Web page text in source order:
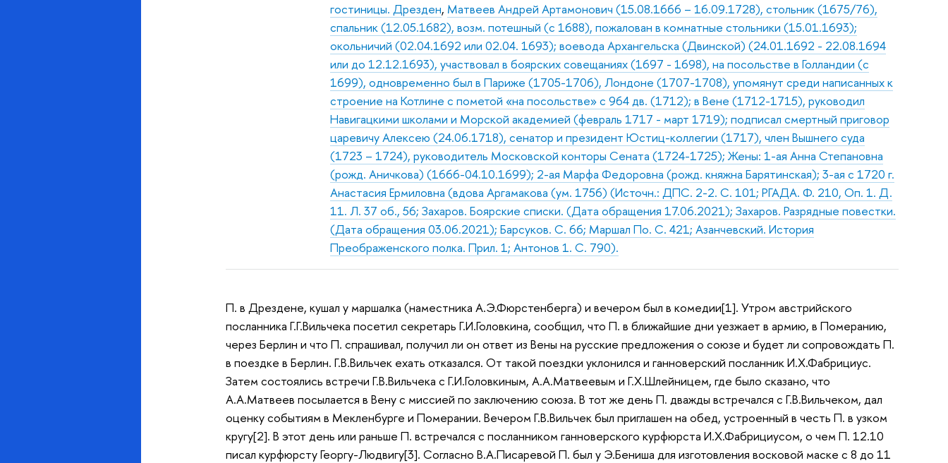
гостиницы. Дрезден, Матвеев Андрей Артамонович (15.08.1666 – 16.09.1728), стольник (1675/76),
спальник (12.05.1682), возм. потешный (с 1688), пожалован в комнатные стольники (15.01.1693);
окольничий (02.04.1692 или 02.04. 1693); воевода Архангельска (Двинской) (24.01.1692 - 22.08.1694
или до 12.12.1693), участвовал в боярских совещаниях (1697 - 1698), на посольстве в Голландии (с
1699), одновременно был в Париже (1705-1706), Лондоне (1707-1708), упомянут среди написанных к
строение на Котлине с пометой «на посольстве» с 964 дв. (1712); в Вене (1712-1715), руководил
Навигацкими школами и Морской академией (февраль 1717 - март 1719); подписал смертный приговор
царевичу Алексею (24.06.1718), сенатор и президент Юстиц-коллегии (1717), член Вышнего суда
(1723 – 1724), руководитель Московской конторы Сената (1724-1725); Жены: 1-ая Анна Степановна
(рожд. Аничкова) (1666-04.10.1699); 2-ая Марфа Федоровна (рожд. княжна Барятинская); 3-ая с 1720 г.
Анастасия Ермиловна (вдова Аргамакова (ум. 1756) (Источн.: ДПС. 2-2. С. 101; РГАДА. Ф. 210, Оп. 1. Д.
11. Л. 37 об., 56; Захаров. Боярские списки. (Дата обращения 17.06.2021); Захаров. Разрядные повестки.
(Дата обращения 03.06.2021); Барсуков. С. 66; Маршал По. С. 421; Азанчевский. История
Преображенского полка. Прил. 1; Антонов 1. С. 790).
П. в Дрездене, кушал у маршалка (наместника А.Э.Фюрстенберга) и вечером был в комедии[1]. Утром австрийского
посланника Г.Г.Вильчека посетил секретарь Г.И.Головкина, сообщил, что П. в ближайшие дни уезжает в армию, в Померанию,
через Берлин и что П. спрашивал, получил ли он ответ из Вены на русские предложения о союзе и будет ли сопровождать П.
в поездке в Берлин. Г.В.Вильчек ехать отказался. От такой поездки уклонился и ганноверский посланник И.Х.Фабрициус.
Затем состоялись встречи Г.В.Вильчека с Г.И.Головкиным, А.А.Матвеевым и Г.Х.Шлейницем, где было сказано, что
А.А.Матвеев посылается в Вену с миссией по заключению союза. В тот же день П. дважды встречался с Г.В.Вильчеком, дал
оценку событиям в Мекленбурге и Померании. Вечером Г.В.Вильчек был приглашен на обед, устроенный в честь П. в узком
кругу[2]. В этот день или раньше П. встречался с посланником ганноверского курфюрста И.Х.Фабрициусом, о чем П. 12.10
писал курфюрсту Георгу-Людвигу[3]. Согласно В.А.Писаревой П. был у Э.Бениша для изготовления восковой маске с 8 до 11